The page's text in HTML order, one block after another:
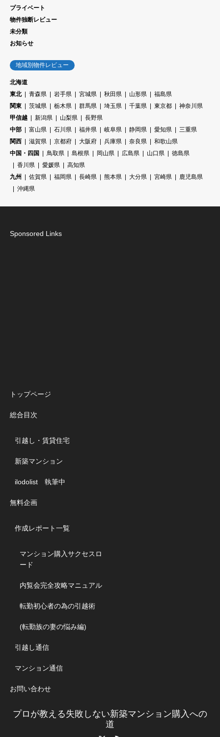
プライベート
物件独断レビュー
未分類
お知らせ
地域別物件レビュー
北海道
東北
青森県 岩手県 宮城県 秋田県 山形県
福島県
関東
茨城県 栃木県 群馬県 埼玉県 千葉県 東京都
神奈川県
甲信越
新潟県 山梨県
長野県
中部
富山県 石川県 福井県 岐阜県 静岡県 愛知県
三重県
関西
滋賀県 京都府 大阪府 兵庫県 奈良県
和歌山県
中国・四国
鳥取県 島根県 岡山県 広島県 山口県
徳島県
香川県
愛媛県
高知県
九州
佐賀県 福岡県 長崎県 熊本県 大分県 宮崎県
鹿児島県
沖縄県
Sponsored Links
トップページ
総合目次
引越し・賃貸住宅
新築マンション
ilodolist 執筆中
無料企画
作成レポート一覧
マンション購入サクセスロ
ード
内覧会完全攻略マニュアル
転勤初心者の為の引越術
(転勤族の妻の悩み編)
引越し通信
マンション通信
お問い合わせ
プロが教える失敗しない新築マンション購入への
道